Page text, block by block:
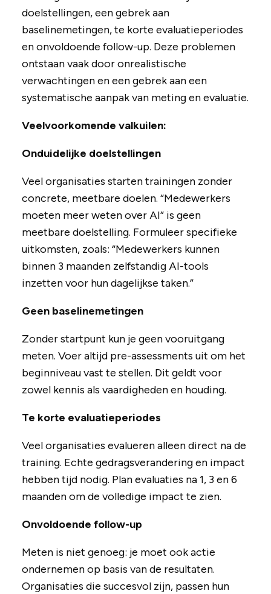
doelstellingen, een gebrek aan
baselinemetingen, te korte evaluatieperiodes
en onvoldoende follow-up. Deze problemen
ontstaan vaak door onrealistische
verwachtingen en een gebrek aan een
systematische aanpak van meting en evaluatie.
Veelvoorkomende valkuilen:
Onduidelijke doelstellingen
Veel organisaties starten trainingen zonder
concrete, meetbare doelen. “Medewerkers
moeten meer weten over AI” is geen
meetbare doelstelling. Formuleer specifieke
uitkomsten, zoals: “Medewerkers kunnen
binnen 3 maanden zelfstandig AI-tools
inzetten voor hun dagelijkse taken.”
Geen baselinemetingen
Zonder startpunt kun je geen vooruitgang
meten. Voer altijd pre-assessments uit om het
beginniveau vast te stellen. Dit geldt voor
zowel kennis als vaardigheden en houding.
Te korte evaluatieperiodes
Veel organisaties evalueren alleen direct na de
training. Echte gedragsverandering en impact
hebben tijd nodig. Plan evaluaties na 1, 3 en 6
maanden om de volledige impact te zien.
Onvoldoende follow-up
Meten is niet genoeg: je moet ook actie
ondernemen op basis van de resultaten.
Organisaties die succesvol zijn, passen hun